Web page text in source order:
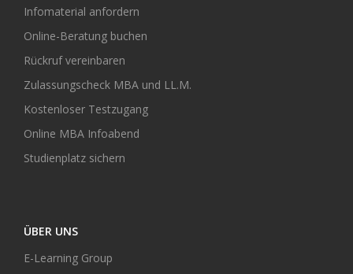
Infomaterial anfordern
Online-Beratung buchen
Rückruf vereinbaren
Zulassungscheck MBA und LL.M.
Kostenloser Testzugang
Online MBA Infoabend
Studienplatz sichern
ÜBER UNS
E-Learning Group